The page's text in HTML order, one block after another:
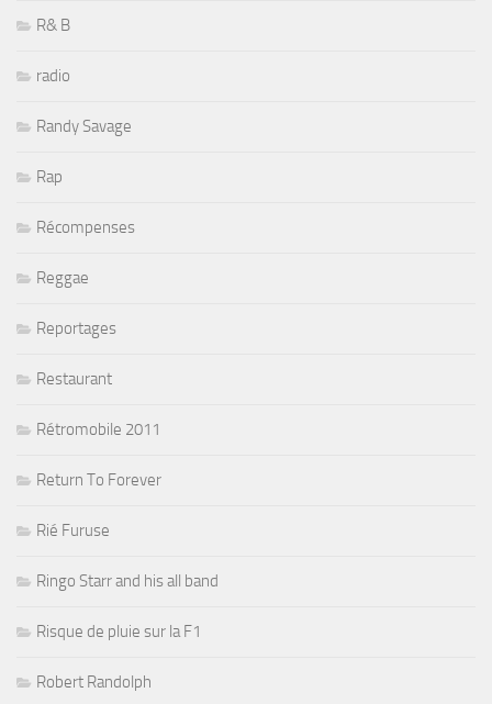
R& B
radio
Randy Savage
Rap
Récompenses
Reggae
Reportages
Restaurant
Rétromobile 2011
Return To Forever
Rié Furuse
Ringo Starr and his all band
Risque de pluie sur la F1
Robert Randolph